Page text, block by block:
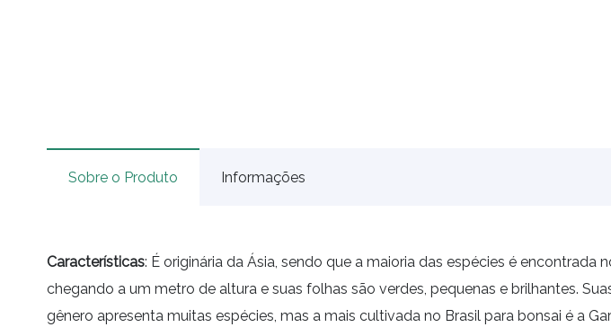
Sobre o Produto Informações
Características: É originária da Ásia, sendo que a maioria das espécies é
chegando a um metro de altura e suas folhas são verdes, pequenas e brilhantes.
gênero apresenta muitas espécies, mas a mais cultivada no Brasil para bonsai é a